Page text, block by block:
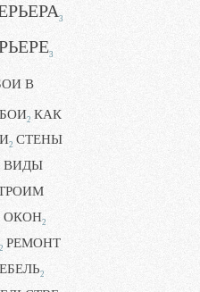
3
3
В
2 КАК
2 СТЕНЫ
ВИДЫ
ОКОН2
РЕМОНТ
2